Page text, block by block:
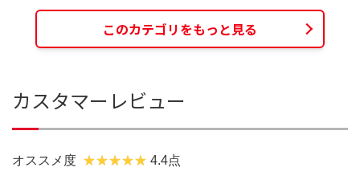
このカテゴリをもっと見る
カスタマーレビュー
オススメ度 4.4点